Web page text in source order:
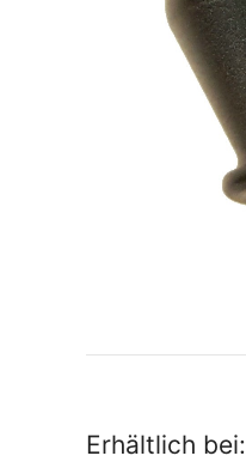
Erhältlich bei: